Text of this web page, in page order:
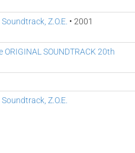
Z.O.E. • 2001
SOUNDTRACK 20th
Z.O.E.